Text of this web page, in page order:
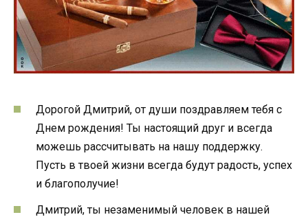
Дорогой Дмитрий, от души поздравляем тебя с
Днем рождения! Ты настоящий друг и всегда
можешь рассчитывать на нашу поддержку.
Пусть в твоей жизни всегда будут радость, успех
и благополучие!
Дмитрий, ты незаменимый человек в нашей